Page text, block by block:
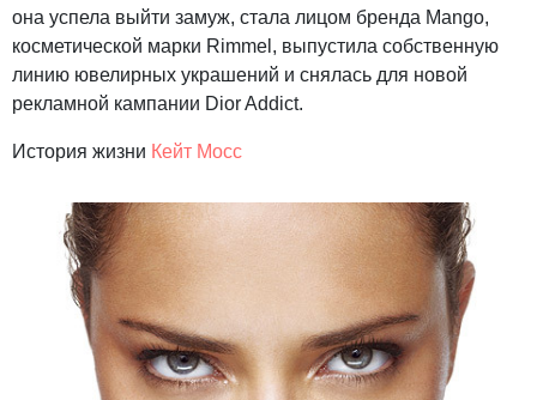
она успела выйти замуж, стала лицом бренда Mango,
косметической марки Rimmel, выпустила собственную
линию ювелирных украшений и снялась для новой
рекламной кампании Dior Addict.
История жизни Кейт Мосс